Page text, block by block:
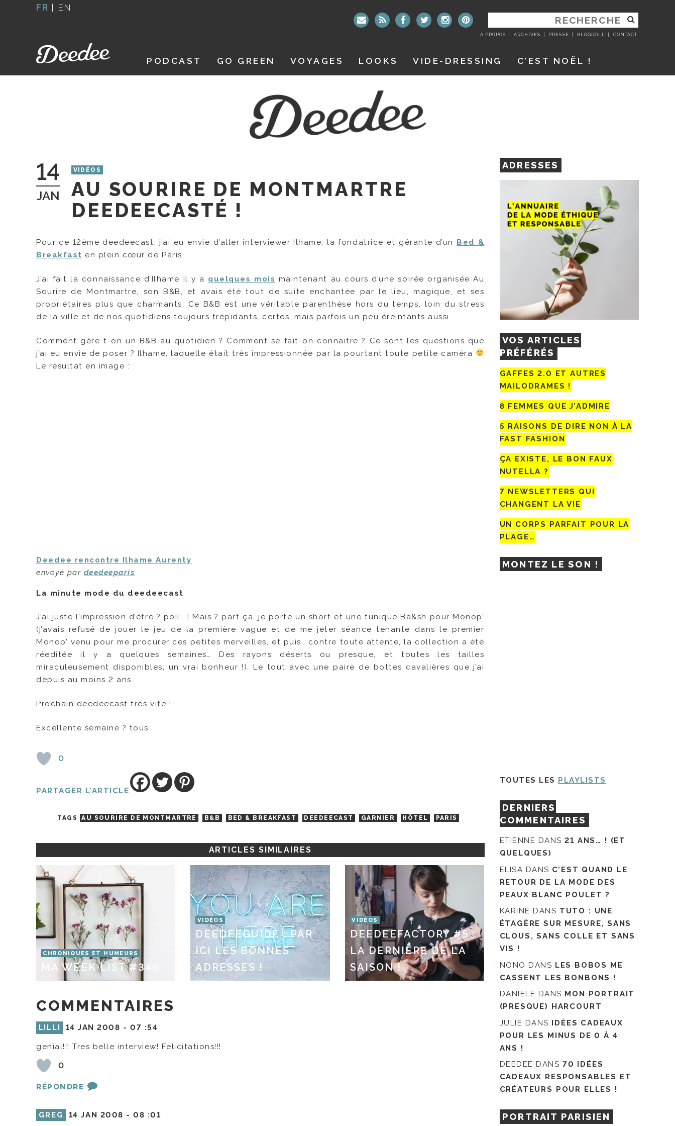
FR | EN
RECHERCHER
:
A PROPOS ARCHIVES PRESSE BLOGROLL CONTACT
PODCAST GO GREEN VOYAGES LOOKS VIDE-DRESSING C’EST NOËL !
14
JAN
VIDÉOS
AU SOURIRE DE MONTMARTRE
DEEDEECASTÉ !
Pour ce 12ème deedeecast, j’ai eu envie d’aller interviewer Ilhame, la fondatrice et gérante d’un Bed &
Breakfast en plein cœur de Paris.
J’ai fait la connaissance d’Ilhame il y a quelques mois maintenant au cours d’une soirée organisée Au
Sourire de Montmartre, son B&B, et avais été tout de suite enchantée par le lieu, magique, et ses
propriétaires plus que charmants. Ce B&B est une véritable parenthèse hors du temps, loin du stress
de la ville et de nos quotidiens toujours trépidants, certes, mais parfois un peu éreintants aussi.
Comment gère t-on un B&B au quotidien ? Comment se fait-on connaitre ? Ce sont les questions que
j’ai eu envie de poser ? Ilhame, laquelle était très impressionnée par la pourtant toute petite caméra
Le résultat en image :
Deedee rencontre Ilhame Aurenty
envoyé par deedeeparis
La minute mode du deedeecast
J’ai juste l’impression d’être ? poil… ! Mais ? part ça, je porte un short et une tunique Ba&sh pour Monop’
(j’avais refusé de jouer le jeu de la première vague et de me jeter séance tenante dans le premier
Monop’ venu pour me procurer ces petites merveilles, et puis… contre toute attente, la collection a été
réeditée il y a quelques semaines… Des rayons déserts ou presque, et toutes les tailles
miraculeusement disponibles, un vrai bonheur !). Le tout avec une paire de bottes cavalières que j’ai
depuis au moins 2 ans.
Prochain deedeecast très vite !
Excellente semaine ? tous
0
PARTAGER L'ARTICLE
TAGS AU SOURIRE DE MONTMARTRE B&B BED & BREAKFAST DEEDEECAST GARNIER HÔTEL PARIS
ARTICLES SIMILAIRES
CHRONIQUES ET HUMEURS
MA WEEK LIST #349
VIDÉOS
DEEDEEGUIDE : PAR
ICI LES BONNES
ADRESSES !
VIDÉOS
DEEDEEFACTORY #5 :
LA DERNIÈRE DE LA
SAISON !
COMMENTAIRES
LILLI 14 JAN 2008 -07 :54
genial!!! Tres belle interview! Felicitations!!!
0
RÉPONDRE
GREG 14 JAN 2008 -08 :01
ADRESSES
VOS ARTICLES
PRÉFÉRÉS
GAFFES 2.0 ET AUTRES
MAILODRAMES !
8 FEMMES QUE J’ADMIRE
5 RAISONS DE DIRE NON À LA
FAST FASHION
ÇA EXISTE, LE BON FAUX
NUTELLA ?
7 NEWSLETTERS QUI
CHANGENT LA VIE
UN CORPS PARFAIT POUR LA
PLAGE…
MONTEZ LE SON !
TOUTES LES PLAYLISTS
DERNIERS
COMMENTAIRES
ETIENNE DANS21 ANS… ! (ET
QUELQUES)
ELISA DANS C’EST QUAND LE
RETOUR DE LA MODE DES
PEAUX BLANC POULET ?
KARINE DANS TUTO : UNE
ÉTAGÈRE SUR MESURE, SANS
CLOUS, SANS COLLE ET SANS
VIS !
NONO DANS LES BOBOS ME
CASSENT LES BONBONS !
DANIELE DANS MON PORTRAIT
(PRESQUE) HARCOURT
JULIE DANS IDÉES CADEAUX
POUR LES MINUS DE 0 À 4
ANS !
DEEDEE DANS 70 IDÉES
CADEAUX RESPONSABLES ET
CRÉATEURS POUR ELLES !
PORTRAIT PARISIEN